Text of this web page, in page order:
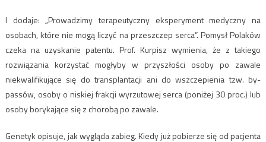
I dodaje: „Prowadzimy terapeutyczny eksperyment medyczny na
osobach, które nie mogą liczyć na przeszczep serca”. Pomysł Polaków
czeka na uzyskanie patentu. Prof. Kurpisz wymienia, że z takiego
rozwiązania korzystać mogłyby w przyszłości osoby po zawale
niekwalifikujące się do transplantacji ani do wszczepienia tzw. by-
passów, osoby o niskiej frakcji wyrzutowej serca (poniżej 30 proc.) lub
osoby borykające się z chorobą po zawale.
Genetyk opisuje, jak wygląda zabieg. Kiedy już pobierze się od pacjenta